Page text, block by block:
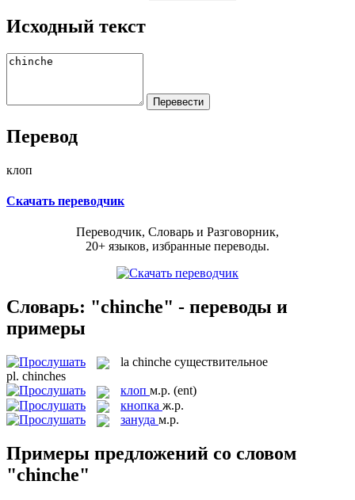
Исходный текст
Перевод
клоп
Скачать переводчик
Переводчик, Словарь и Разговорник,
20+ языков, избранные переводы.
Словарь: "chinche" - переводы и
примеры
la chinche существительное
pl. chinches
клоп м.р. (ent)
кнопка ж.р.
зануда м.р.
Примеры предложений со словом
"chinche"